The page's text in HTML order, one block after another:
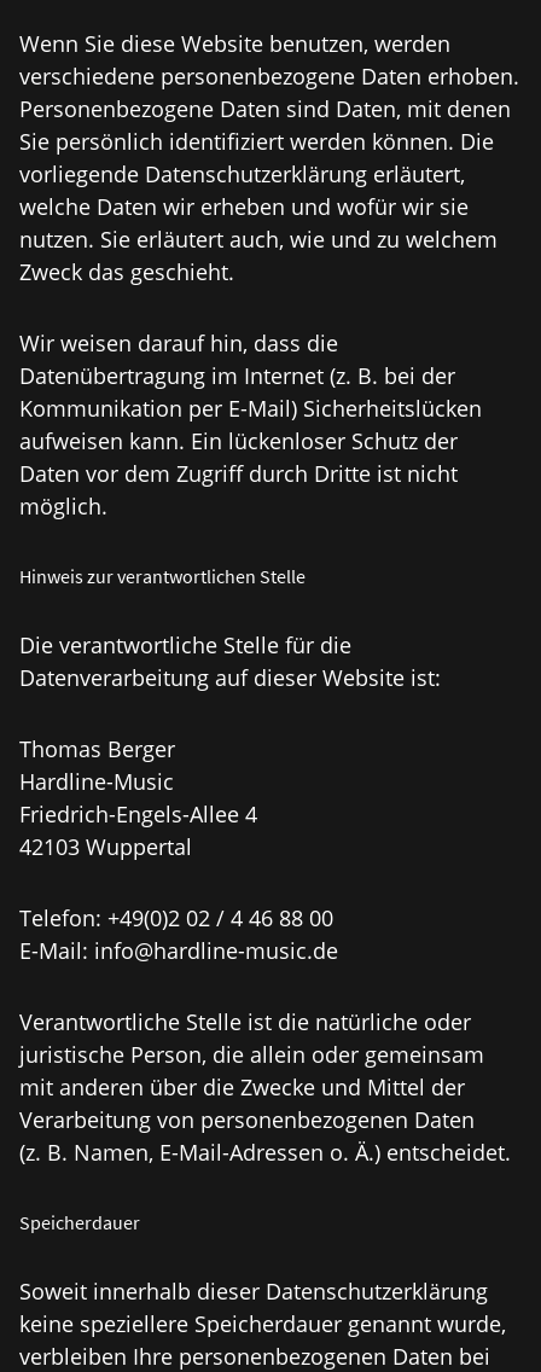
Wenn Sie diese Website benutzen, werden
verschiedene personenbezogene Daten erhoben.
Personenbezogene Daten sind Daten, mit denen
Sie persönlich identifiziert werden können. Die
vorliegende Datenschutzerklärung erläutert,
welche Daten wir erheben und wofür wir sie
nutzen. Sie erläutert auch, wie und zu welchem
Zweck das geschieht.
Wir weisen darauf hin, dass die
Datenübertragung im Internet (z. B. bei der
Kommunikation per E-Mail) Sicherheitslücken
aufweisen kann. Ein lückenloser Schutz der
Daten vor dem Zugriff durch Dritte ist nicht
möglich.
Hinweis zur verantwortlichen Stelle
Die verantwortliche Stelle für die
Datenverarbeitung auf dieser Website ist:
Thomas Berger
Hardline-Music
Friedrich-Engels-Allee 4
42103 Wuppertal
Telefon: +49(0)2 02 / 4 46 88 00
E-Mail: info@hardline-music.de
Verantwortliche Stelle ist die natürliche oder
juristische Person, die allein oder gemeinsam
mit anderen über die Zwecke und Mittel der
Verarbeitung von personenbezogenen Daten
(z. B. Namen, E-Mail-Adressen o. Ä.) entscheidet.
Speicherdauer
Soweit innerhalb dieser Datenschutzerklärung
keine speziellere Speicherdauer genannt wurde,
verbleiben Ihre personenbezogenen Daten bei